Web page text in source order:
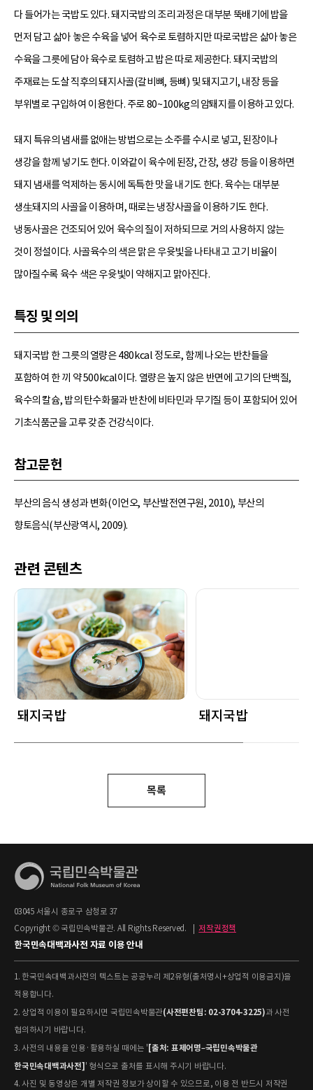
다 들어가는 국밥도 있다. 돼지국밥의 조리 과정은 대부분 뚝배기에 밥을
먼저 담고 삶아 놓은 수육을 넣어 육수로 토렴하지만 따로국밥은 삶아 놓은
수육을 그릇에 담아 육수로 토렴하고 밥은 따로 제공한다. 돼지국밥의
주재료는 도살 직후의 돼지사골(갈비뼈, 등뼈) 및 돼지고기, 내장 등을
부위별로 구입하여 이용한다. 주로 80~100kg의 암퇘지를 이용하고 있다.
돼지 특유의 냄새를 없애는 방법으로는 소주를 수시로 넣고, 된장이나
생강을 함께 넣기도 한다. 이와같이 육수에 된장, 간장, 생강 등을 이용하면
돼지 냄새를 억제하는 동시에 독특한 맛을 내기도 한다. 육수는 대부분
생生돼지의 사골을 이용하며, 때로는 냉장사골을 이용하기도 한다.
냉동사골은 건조되어 있어 육수의 질이 저하되므로 거의 사용하지 않는
것이 정설이다. 사골육수의 색은 맑은 우윳빛을 나타내고 고기 비율이
많아질수록 육수 색은 우윳빛이 약해지고 맑아진다.
특징 및 의의
돼지국밥 한 그릇의 열량은 480kcal 정도로, 함께 나오는 반찬들을
포함하여 한 끼 약 500kcal이다. 열량은 높지 않은 반면에 고기의 단백질,
육수의 칼슘, 밥의 탄수화물과 반찬에 비타민과 무기질 등이 포함되어 있어
기초식품군을 고루 갖춘 건강식이다.
참고문헌
부산의 음식 생성과 변화(이언오, 부산발전연구원, 2010), 부산의
향토음식(부산광역시, 2009).
관련 콘텐츠
돼지국밥 돼지국밥
목록
03045 서울시 종로구 삼청로 37
Copyright © 국립민속박물관. All Rights Reserved.
저작권정책
한국민속대백과사전 자료 이용 안내
1. 한국민속대백과사전의 텍스트는 공공누리 제2유형(출처명시+상업적 이용금지)을
적용합니다.
2. 상업적 이용이 필요하시면 국립민속박물관(사전편찬팀: 02-3704-3225)과 사전
협의하시기 바랍니다.
3. 사전의 내용을 인용·활용하실 때에는 ' [출처: 표제어명–국립민속박물관
한국민속대백과사전] ' 형식으로 출처를 표시해 주시기 바랍니다.
4. 사진 및 동영상은 개별 저작권 정보가 상이할 수 있으므로, 이용 전 반드시 저작권